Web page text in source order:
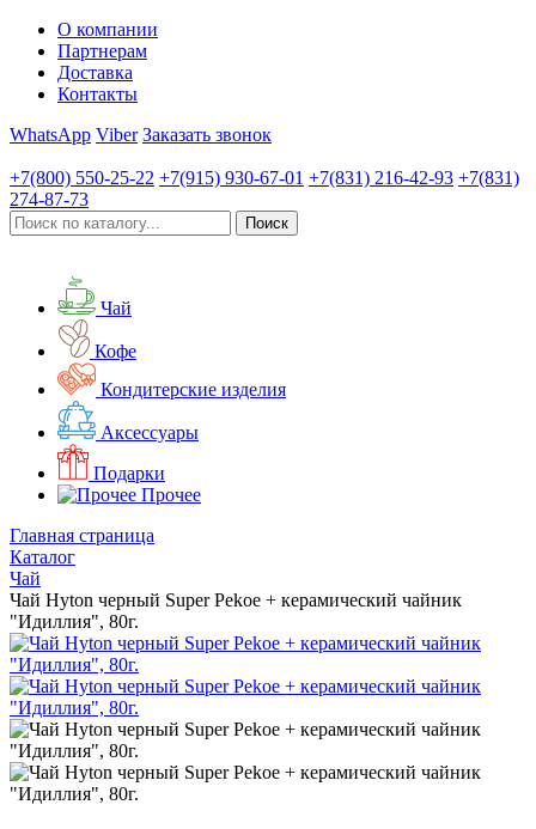
О компании
Партнерам
Доставка
Контакты
WhatsApp Viber Заказать звонок
+7(800) 550-25-22 +7(915) 930-67-01 +7(831) 216-42-93 +7(831)
274-87-73
Чай
Кофе
Кондитерские изделия
Аксессуары
Подарки
Прочее
Главная страница
Каталог
Чай
Чай Hyton черный Super Pekoe + керамический чайник
"Идиллия", 80г.